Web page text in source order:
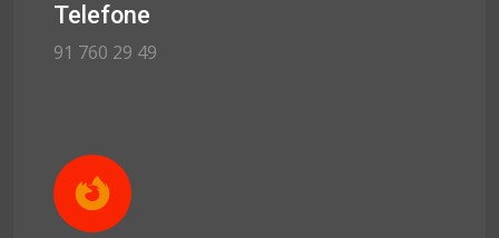
Telefone
91 760 29 49